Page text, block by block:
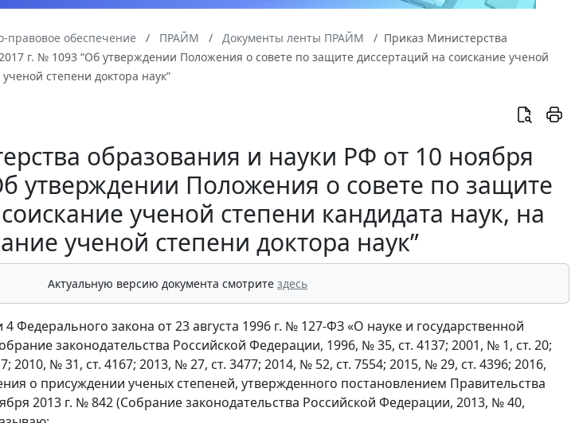
обеспечение ПРАЙМ Документы ленты ПРАЙМ
Приказ Министерства
г. № 1093 “Об утверждении Положения о совете по защите диссертаций на соискание ученой
степени доктора наук”
образования и науки РФ от 10 ноября
утверждении Положения о совете по защите
ученой степени кандидата наук, на
ученой степени доктора наук”
Актуальную версию документа смотрите здесь
4 Федерального закона от 23 августа 1996 г. № 127-ФЗ «О науке и государственной
законодательства Российской Федерации, 1996, № 35, ст. 4137; 2001, № 1, ст. 20;
2010, № 31, ст. 4167; 2013, № 27, ст. 3477; 2014, № 52, ст. 7554; 2015, № 29, ст. 4396; 2016,
о присуждении ученых степеней, утвержденного постановлением Правительства
2013 г. № 842 (Собрание законодательства Российской Федерации, 2013, № 40,